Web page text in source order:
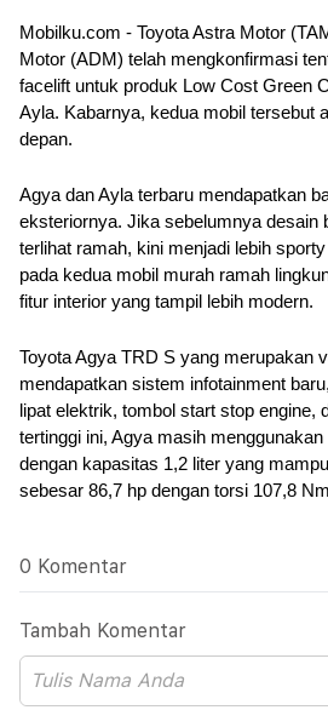
Mobilku.com - Toyota Astra Motor
Motor (ADM) telah mengkonfirmasi
facelift untuk produk Low Cost Green
Ayla. Kabarnya, kedua mobil tersebut
depan.
Agya dan Ayla terbaru mendapatkan
eksteriornya. Jika sebelumnya desain
terlihat ramah, kini menjadi lebih
pada kedua mobil murah ramah
fitur interior yang tampil lebih modern.
Toyota Agya TRD S yang merupakan
mendapatkan sistem infotainment
lipat elektrik, tombol start stop engine,
tertinggi ini, Agya masih
dengan kapasitas 1,2 liter yang
sebesar 86,7 hp dengan torsi 107,8
0 Komentar
Tambah Komentar